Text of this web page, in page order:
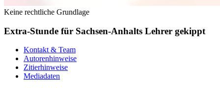
Keine rechtliche Grundlage
Extra-Stunde für Sachsen-Anhalts Lehrer gekippt
Kontakt & Team
Autorenhinweise
Zitierhinweise
Mediadaten